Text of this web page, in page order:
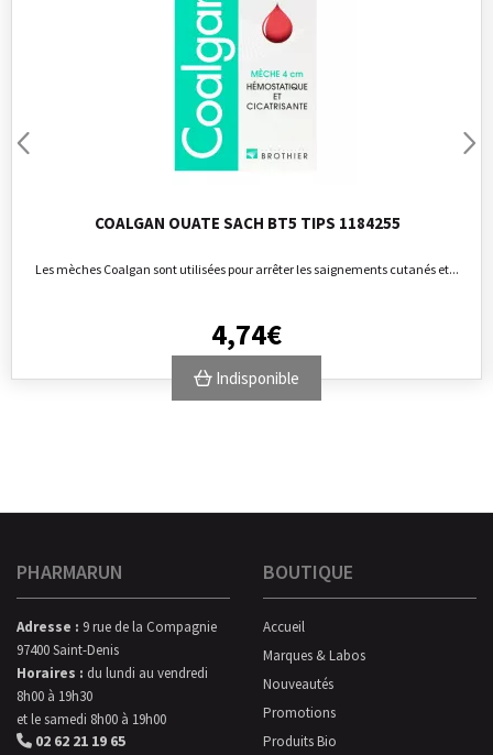
COALGAN OUATE SACH BT5 TIPS 1184255
Les mèches Coalgan sont utilisées pour arrêter les saignements cutanés et...
4,74€
Indisponible
PHARMARUN
Adresse : 9 rue de la Compagnie
97400 Saint-Denis
Horaires : du lundi au vendredi
8h00 à 19h30
et le samedi 8h00 à 19h00
02 62 21 19 65
BOUTIQUE
Accueil
Marques & Labos
Nouveautés
Promotions
Produits Bio